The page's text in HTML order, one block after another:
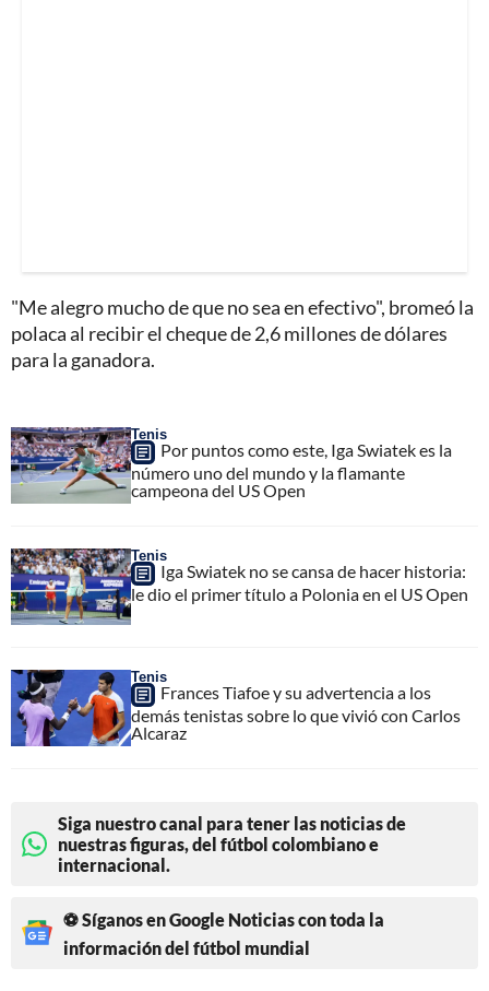
"Me alegro mucho de que no sea en efectivo", bromeó la
polaca al recibir el cheque de 2,6 millones de dólares
para la ganadora.
Tenis
Por puntos como este, Iga Swiatek es la
número uno del mundo y la flamante
campeona del US Open
Tenis
Iga Swiatek no se cansa de hacer historia:
le dio el primer título a Polonia en el US Open
Tenis
Frances Tiafoe y su advertencia a los
demás tenistas sobre lo que vivió con Carlos
Alcaraz
Siga nuestro canal para tener las noticias de
nuestras figuras, del fútbol colombiano e
internacional.
⚽ Síganos en Google Noticias con toda la
información del fútbol mundial